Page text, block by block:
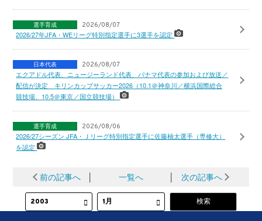
選手育成 2026/08/07
2026/27年JFA・WEリーグ特別指定選手に3選手を認定
日本代表 2026/08/07
エクアドル代表、ニュージーランド代表、パナマ代表の参加および放送／
配信が決定 キリンカップサッカー2026（10.1＠神奈川／横浜国際総合
競技場、10.5＠東京／国立競技場）
選手育成 2026/08/06
2026/27シーズン JFA・Ｊリーグ特別指定選手に佐藤柚太選手（専修大）
を認定
前の記事へ │ 一覧へ │ 次の記事へ